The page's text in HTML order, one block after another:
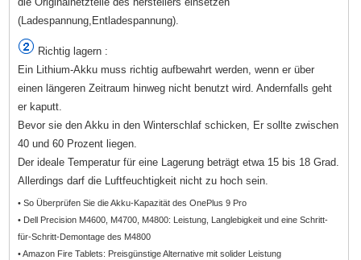
(Ladespannung,Entladespannung).
Richtig lagern :
Ein Lithium-Akku muss richtig aufbewahrt werden, wenn er über
einen längeren Zeitraum hinweg nicht benutzt wird. Andernfalls geht
er kaputt.
Bevor sie den Akku in den Winterschlaf schicken, Er sollte zwischen
40 und 60 Prozent liegen.
Der ideale Temperatur für eine Lagerung beträgt etwa 15 bis 18 Grad.
Allerdings darf die Luftfeuchtigkeit nicht zu hoch sein.
• So Überprüfen Sie die Akku-Kapazität des OnePlus 9 Pro
• Dell Precision M4600, M4700, M4800: Leistung, Langlebigkeit und eine Schritt-
für-Schritt-Demontage des M4800
• Amazon Fire Tablets: Preisgünstige Alternative mit solider Leistung